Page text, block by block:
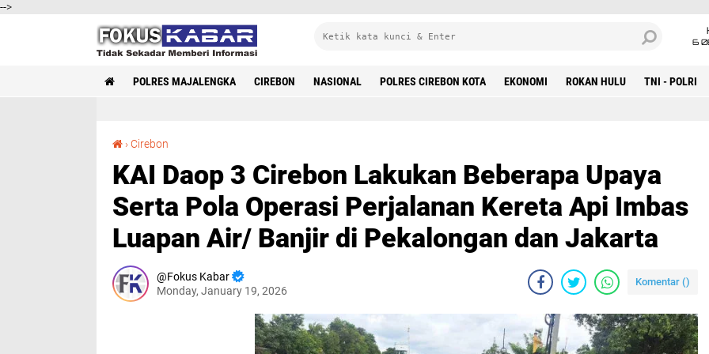
-->
6
POLRES MAJALENGKA CIREBON NASIONAL POLRES CIREBON KOTA EKONOMI ROKAN HULU TNI - POLRI
› Cirebon
KAI Daop 3 Cirebon Lakukan Beberapa Upaya
Serta Pola Operasi Perjalanan Kereta Api Imbas
Luapan Air/ Banjir di Pekalongan dan Jakarta
Fokus Kabar
Monday, January 19, 2026
Komentar ()